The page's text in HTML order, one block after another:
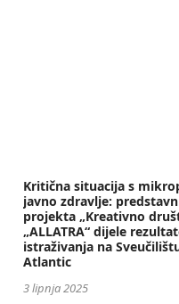
Kritična situacija s
javno zdravlje:
projekta „Kreativno
„ALLATRA“ dijele
istraživanja na
Atlantic
3 lipnja 2025